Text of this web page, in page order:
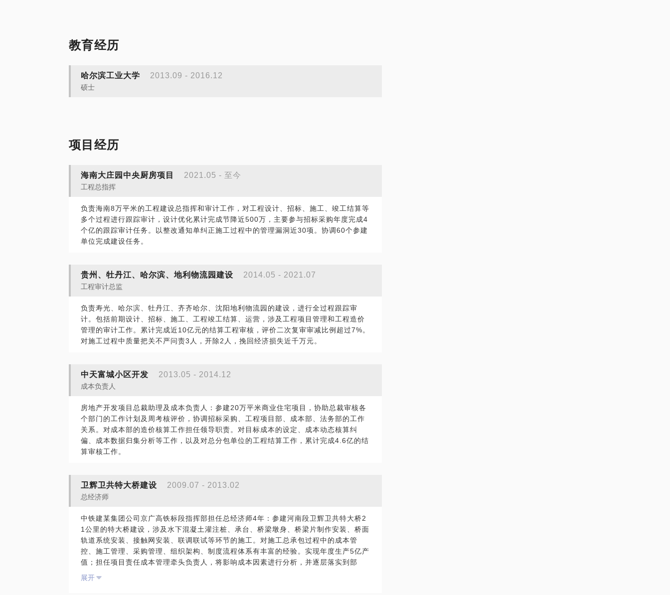
教育经历
哈尔滨工业大学 2013.09 - 2016.12
硕士
项目经历
海南大庄园中央厨房项目 2021.05 - 至今
工程总指挥
负责海南8万平米的工程建设总指挥和审计工作，对工程设计、招标、施工、竣工结算等
多个过程进行跟踪审计，设计优化累计完成节降近500万，主要参与招标采购年度完成4
个亿的跟踪审计任务。以整改通知单纠正施工过程中的管理漏洞近30项。协调60个参建
单位完成建设任务。
贵州、牡丹江、哈尔滨、地利物流园建设 2014.05 - 2021.07
工程审计总监
负责寿光、哈尔滨、牡丹江、齐齐哈尔、沈阳地利物流园的建设，进行全过程跟踪审
计。包括前期设计、招标、施工、工程竣工结算、运营，涉及工程项目管理和工程造价
管理的审计工作。累计完成近10亿元的结算工程审核，评价二次复审审减比例超过7%。
对施工过程中质量把关不严问责3人，开除2人，挽回经济损失近千万元。
中天富城小区开发 2013.05 - 2014.12
成本负责人
房地产开发项目总裁助理及成本负责人：参建20万平米商业住宅项目，协助总裁审核各
个部门的工作计划及周考核评价，协调招标采购、工程项目部、成本部、法务部的工作
关系。对成本部的造价核算工作担任领导职责。对目标成本的设定、成本动态核算纠
偏、成本数据归集分析等工作，以及对总分包单位的工程结算工作，累计完成4.6亿的结
算审核工作。
卫辉卫共特大桥建设 2009.07 - 2013.02
总经济师
中铁建某集团公司京广高铁标段指挥部担任总经济师4年：参建河南段卫辉卫共特大桥2
1公里的特大桥建设，涉及水下混凝土灌注桩、承台、桥梁墩身、桥梁片制作安装、桥面
轨道系统安装、接触网安装、联调联试等环节的施工。对施工总承包过程中的成本管
控、施工管理、采购管理、组织架构、制度流程体系有丰富的经验。实现年度生产5亿产
值；担任项目责任成本管理牵头负责人，将影响成本因素进行分析，并逐层落实到部
门、落实到人，完善责任成本管理的考核奖赏机制，年度完成利润指标近12个百分点，
展开